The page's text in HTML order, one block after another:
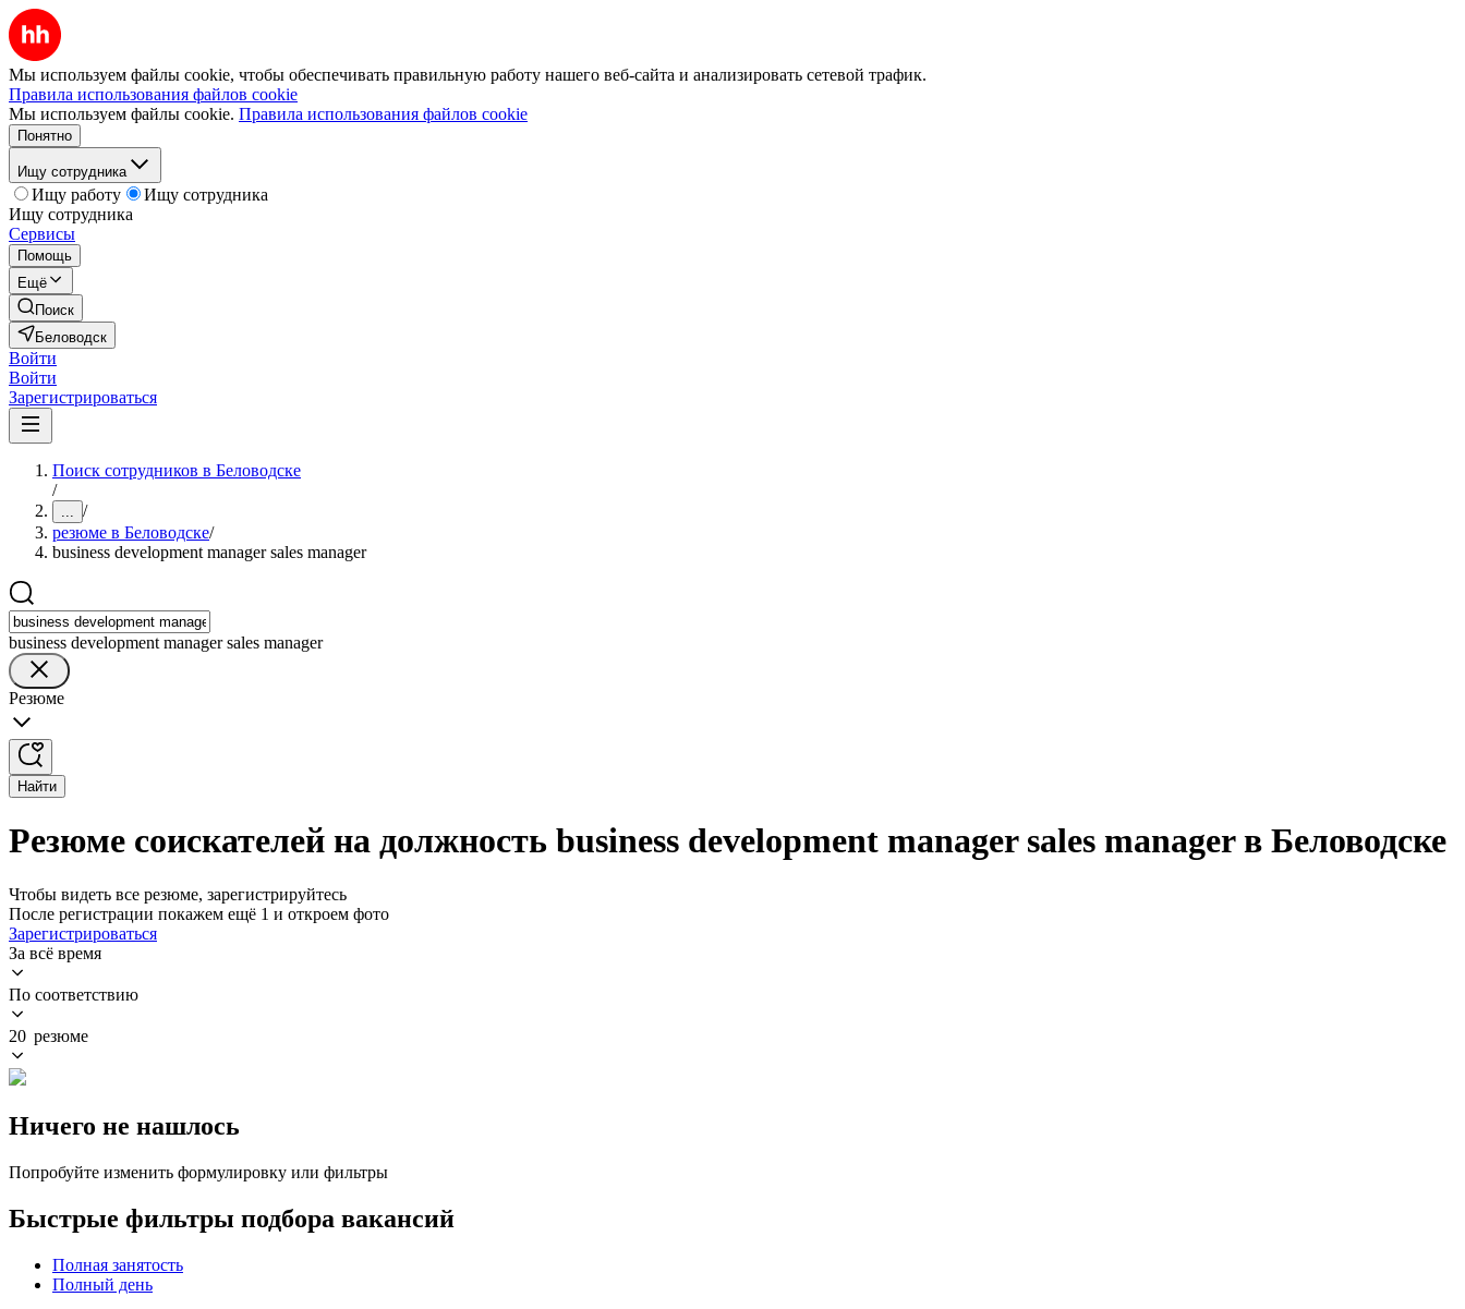
Мы используем файлы cookie, чтобы обеспечивать правильную работу нашего веб-сайта и анализировать сетевой трафик.
Правила использования файлов cookie
Мы используем файлы cookie. Правила использования файлов cookie
Понятно
Ищу сотрудника
Ищу работу
Ищу сотрудника
Ищу сотрудника
Сервисы
Помощь
Ещё
Поиск
Беловодск
Войти
Войти
Зарегистрироваться
Поиск сотрудников в Беловодске
/
... /
резюме в Беловодске/
business development manager sales manager
business development manager sales manager
Резюме
Найти
Резюме соискателей на должность business development manager sales manager в Беловодске
Чтобы видеть все резюме, зарегистрируйтесь
После регистрации покажем ещё 1 и откроем фото
Зарегистрироваться
За всё время
По соответствию
20 резюме
Ничего не нашлось
Попробуйте изменить формулировку или фильтры
Быстрые фильтры подбора вакансий
Полная занятость
Полный день